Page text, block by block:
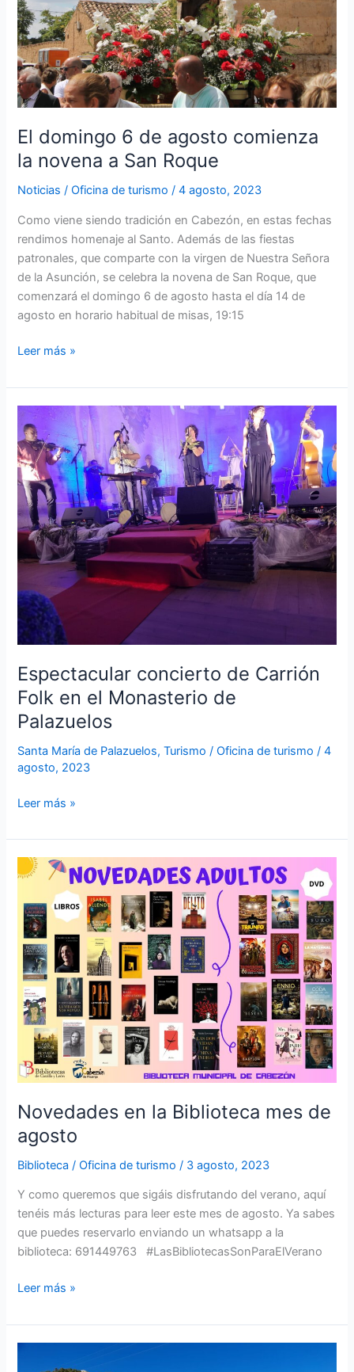
El domingo 6 de agosto comienza
la novena a San Roque
Noticias /Oficina de turismo/4 agosto, 2023
Como viene siendo tradición en Cabezón, en estas fechas
rendimos homenaje al Santo. Además de las fiestas
patronales, que comparte con la virgen de Nuestra Señora
de la Asunción, se celebra la novena de San Roque, que
comenzará el domingo 6 de agosto hasta el día 14 de
agosto en horario habitual de misas, 19:15
Leer más »
Espectacular concierto de Carrión
Folk en el Monasterio de
Palazuelos
Santa María de Palazuelos,Turismo /Oficina de turismo/4
agosto, 2023
Espectacular
concierto
de
Carrión
Folk
en
el
Monasterio
de
Palazuelos
Leer más »
Novedades en la Biblioteca mes de
agosto
Biblioteca /Oficina de turismo/ 3 agosto, 2023
Y como queremos que sigáis disfrutando del verano, aquí
tenéis más lecturas para leer este mes de agosto. Ya sabes
que puedes reservarlo enviando un whatsapp a la
biblioteca: 691449763 #LasBibliotecasSonParaElVerano
Novedades
la
Biblioteca
mes
de
agosto
Leer más »